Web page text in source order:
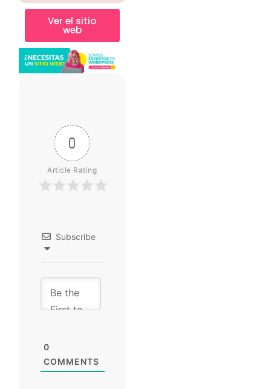
Ver el sitio
web
0
Article Rating
Subscribe
0
COMMENTS